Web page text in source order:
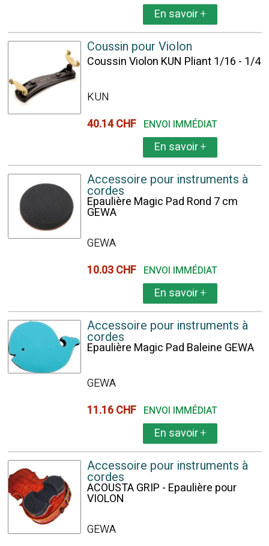
En savoir+
Coussin pour Violon
Coussin Violon KUN Pliant 1/16 - 1/4
KUN
40.14 CHF ENVOI IMMÉDIAT
En savoir+
Accessoire pour instruments à
cordes
Epaulière Magic Pad Rond 7 cm
GEWA
GEWA
10.03 CHF ENVOI IMMÉDIAT
En savoir+
Accessoire pour instruments à
cordes
Epaulière Magic Pad Baleine GEWA
GEWA
11.16 CHF ENVOI IMMÉDIAT
En savoir+
Accessoire pour instruments à
cordes
ACOUSTA GRIP - Epaulière pour
VIOLON
GEWA